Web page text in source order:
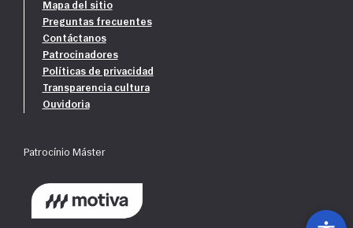
Mapa del sitio
Preguntas frecuentes
Contáctanos
Patrocinadores
Políticas de privacidad
Transparencia cultura
Ouvidoria
Patrocínio Máster